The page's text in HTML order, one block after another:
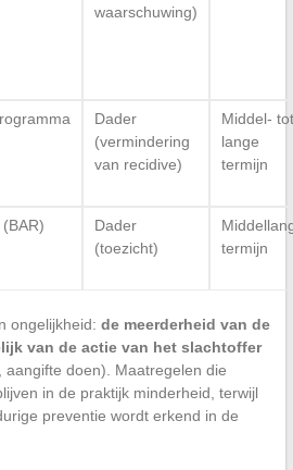
waarschuwing)
Dader
(vermindering
van recidive)
Middel- tot
lange
termijn
Dader
(toezicht)
termijn
ongelijkheid: de meerderheid van de
van de actie van het slachtoffer
aangifte doen). Maatregelen die
in de praktijk minderheid, terwijl
preventie wordt erkend in de